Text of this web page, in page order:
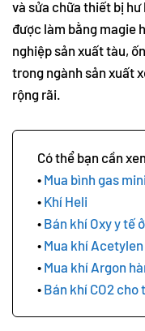
và sửa chữa thiết bị
được làm bằng magie
nghiệp sản xuất tàu,
trong ngành sản xuất
rộng rãi.
Mua bình gas
Khí Heli
Bán khí Oxy y tế
Mua khí Acetylen
Mua khí Argon
Bán khí CO2 cho